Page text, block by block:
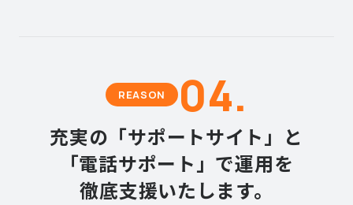
REASON 04.
充実の「サポートサイト」と
「電話サポート」で運用を
徹底支援いたします。